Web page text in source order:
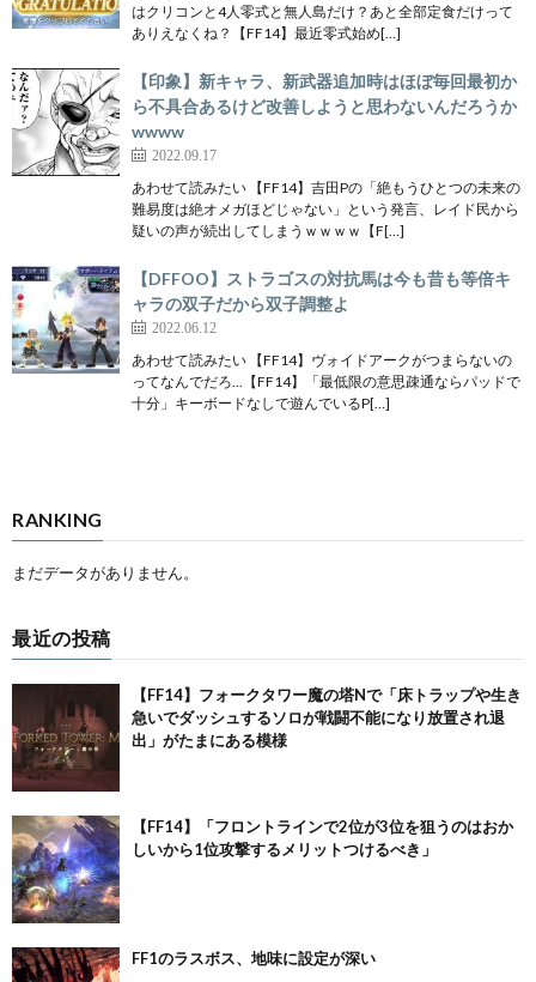
はクリコンと4人零式と無人島だけ？あと全部定食だけって
ありえなくね？【FF14】最近零式始め[…]
【印象】新キャラ、新武器追加時はほぼ毎回最初か
ら不具合あるけど改善しようと思わないんだろうか
wwww
2022.09.17
あわせて読みたい 【FF14】吉田Pの「絶もうひとつの未来の
難易度は絶オメガほどじゃない」という発言、レイド民から
疑いの声が続出してしまうｗｗｗｗ【F[…]
【DFFOO】ストラゴスの対抗馬は今も昔も等倍キ
ャラの双子だから双子調整よ
2022.06.12
あわせて読みたい 【FF14】ヴォイドアークがつまらないの
ってなんでだろ…【FF14】「最低限の意思疎通ならパッドで
十分」キーボードなしで遊んでいるP[…]
RANKING
まだデータがありません。
最近の投稿
【FF14】フォークタワー魔の塔Nで「床トラップや生き
急いでダッシュするソロが戦闘不能になり放置され退
出」がたまにある模様
【FF14】「フロントラインで2位が3位を狙うのはおか
しいから1位攻撃するメリットつけるべき」
FF1のラスボス、地味に設定が深い